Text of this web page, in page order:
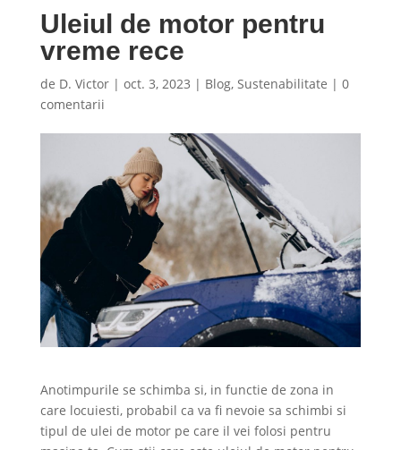
Uleiul de motor pentru
vreme rece
de D. Victor| oct. 3, 2023 | Blog, Sustenabilitate | 0
comentarii
Anotimpurile se schimba si, in functie de zona in
care locuiesti, probabil ca va fi nevoie sa schimbi si
tipul de ulei de motor pe care il vei folosi pentru